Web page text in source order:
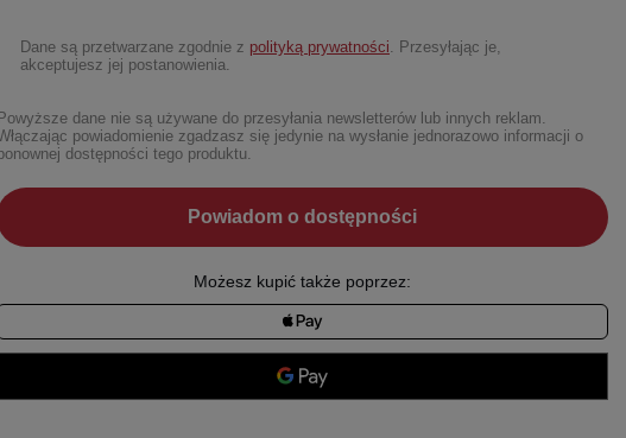
Dane są przetwarzane zgodnie z polityką prywatności. Przesyłając je,
akceptujesz jej postanowienia.
Powyższe dane nie są używane do przesyłania newsletterów lub innych reklam.
powiadomienie zgadzasz się jedynie na wysłanie jednorazowo informacji o
dostępności tego produktu.
Powiadom o dostępności
Możesz kupić także poprzez: